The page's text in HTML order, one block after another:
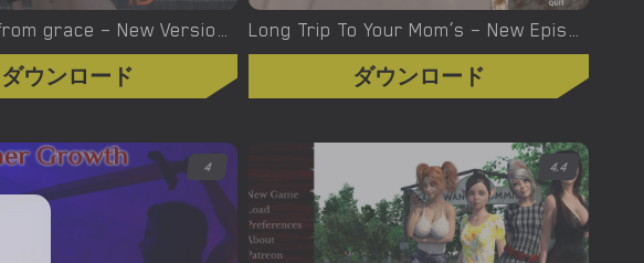
Luna’s fall from grace – New Version 0.33 [Frozen Synapse]
ダウンロード
Long Trip To Your Mom’s – New Episode 6 – Version 0.6.0 [DasMaster]
ダウンロード
4 4.4